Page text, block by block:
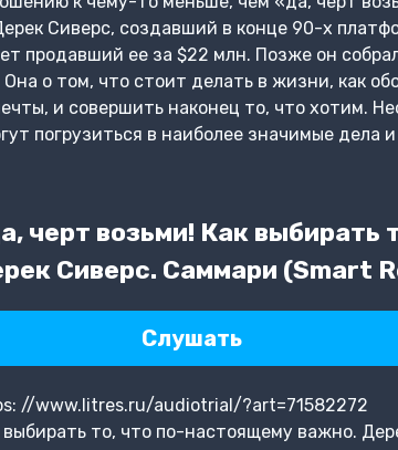
Сиверс, создавший в конце 90-х
продавший ее за $22 млн. Позже он
Она о том, что стоит делать в жизни, как
и совершить наконец то, что хотим.
погрузиться в наиболее значимые дела и
черт возьми! Как выбирать
Сиверс. Саммари (Smart
Слушать
//www.litres.ru/audiotrial/?art=71582272
то, что по-настоящему важно.